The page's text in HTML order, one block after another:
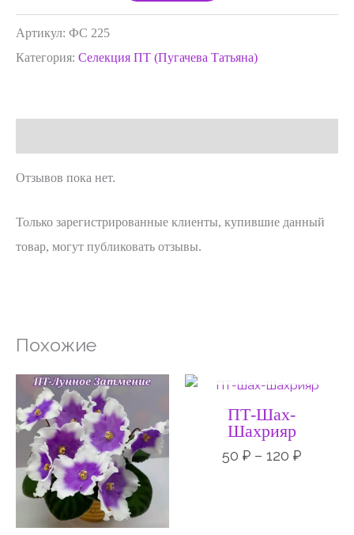
Артикул: ФС 225
Категория: Селекция ПТ (Пугачева Татьяна)
Отзывов пока нет.
Только зарегистрированные клиенты, купившие данный
товар, могут публиковать отзывы.
Похожие
Диапазон
–
120 ₽
ПТ-Шах-
Шахрияр
50 ₽ – 120 ₽
цен: